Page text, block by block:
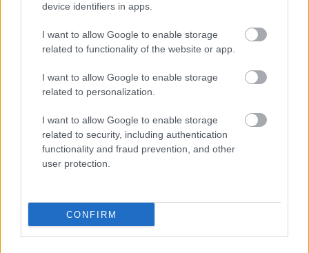
device identifiers in apps.
I want to allow Google to enable storage
related to functionality of the website or app.
I want to allow Google to enable storage
related to personalization.
I want to allow Google to enable storage
related to security, including authentication
functionality and fraud prevention, and other
user protection.
CONFIRM
Νέα μέθοδος μετατρέπει το PVC σε
λιπαντικό υψηλής απόδοσης
περισσότερα
, 7 Αυγούστου 2026